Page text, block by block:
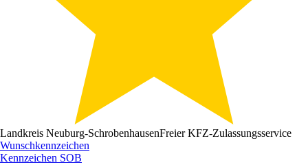
Landkreis Neuburg-SchrobenhausenFreier KFZ-Zulassungsservice
Wunschkennzeichen
Kennzeichen SOB